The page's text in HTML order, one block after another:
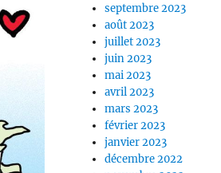
septembre 2023
août 2023
juillet 2023
juin 2023
mai 2023
avril 2023
mars 2023
février 2023
janvier 2023
décembre 2022